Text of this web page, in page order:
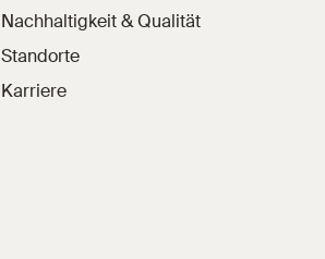
Nachhaltigkeit & Qualität
Standorte
Karriere